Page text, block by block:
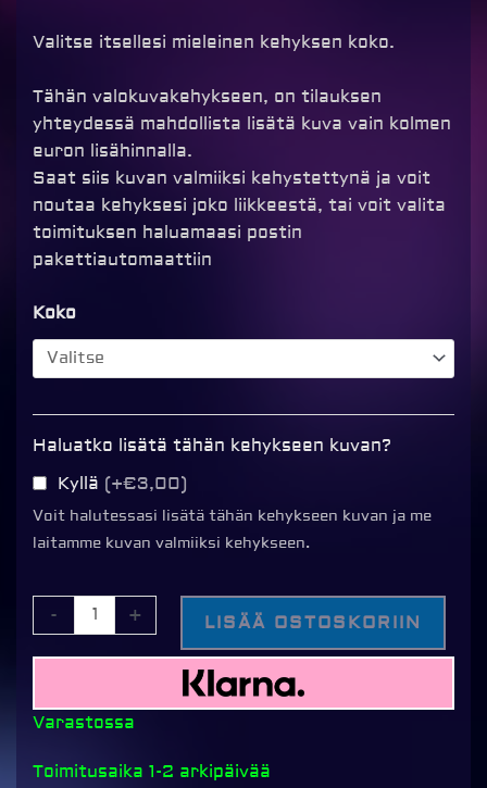
Valitse itsellesi mieleinen kehyksen koko.
Tähän valokuvakehykseen, on tilauksen
yhteydessä mahdollista lisätä kuva vain kolmen
euron lisähinnalla.
Saat siis kuvan valmiiksi kehystettynä ja voit
noutaa kehyksesi joko liikkeestä, tai voit valita
toimituksen haluamaasi postin
pakettiautomaattiin
Koko
Haluatko lisätä tähän kehykseen kuvan?
Kyllä (+€3,00)
Voit halutessasi lisätä tähän kehykseen kuvan ja me
laitamme kuvan valmiiksi kehykseen.
-
Line
kehys,
VALKOINEN
+ LISÄÄ OSTOSKORIIN
Varastossa
Toimitusaika 1-2 arkipäivää